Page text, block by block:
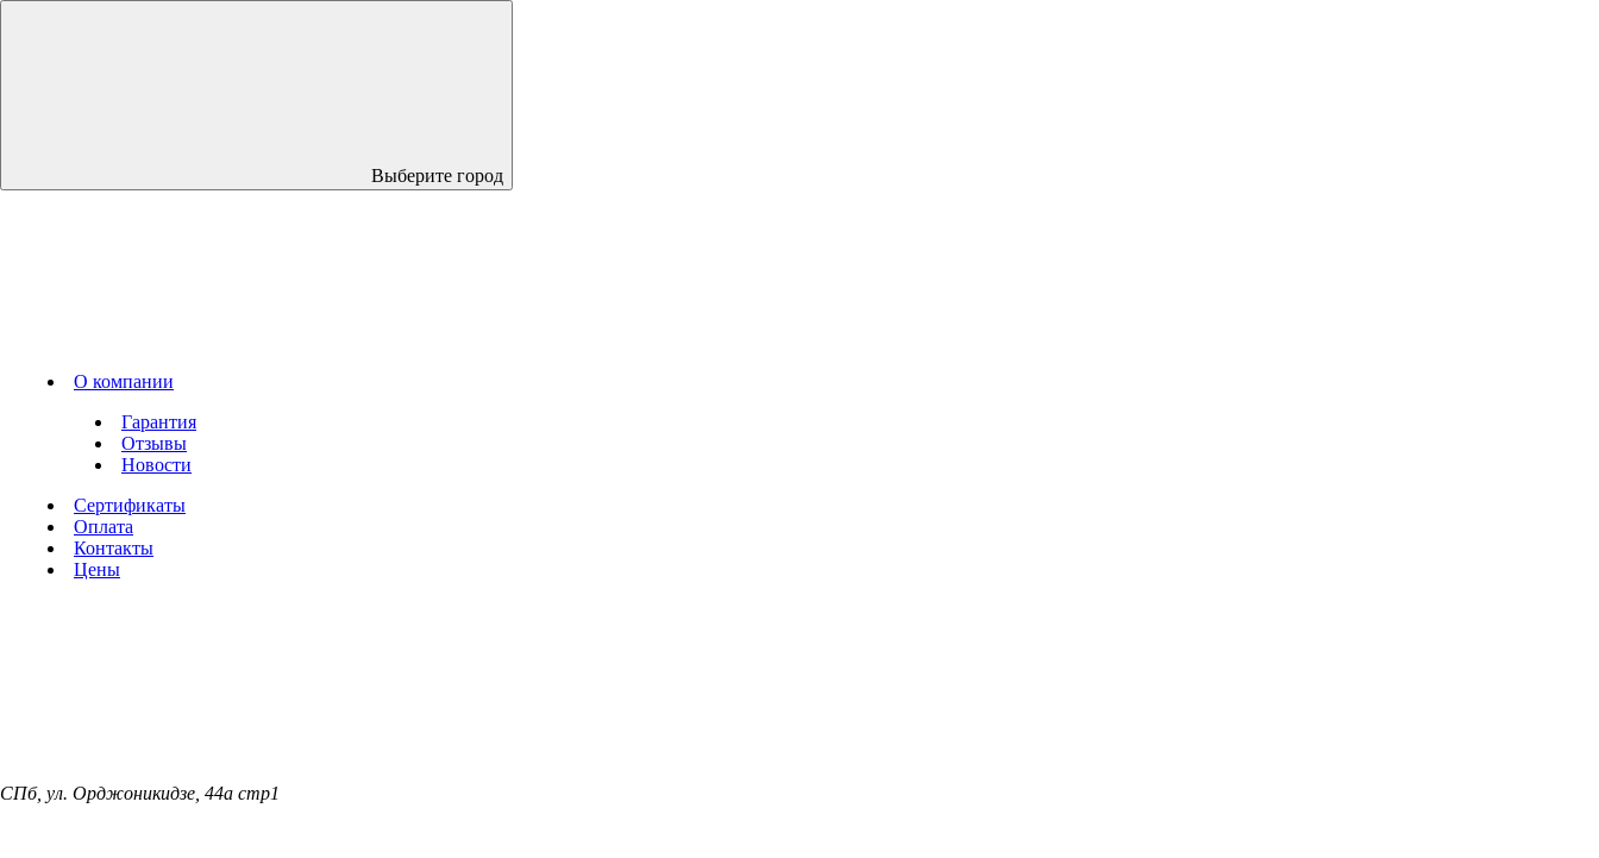
Выберите город
О компании
Гарантия
Отзывы
Новости
Сертификаты
Оплата
Контакты
Цены
СПб, ул. Орджоникидзе, 44а стр1